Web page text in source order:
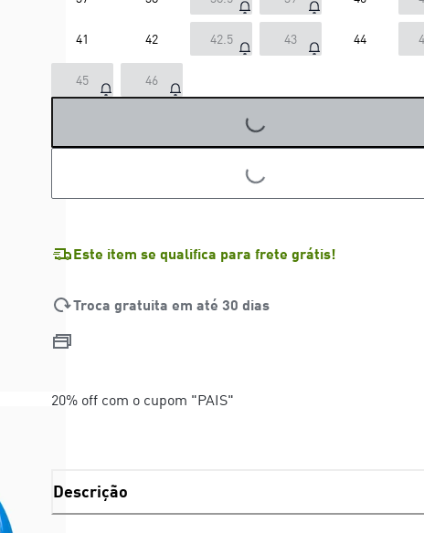
41 42 42.5 43 44
45 46
LOADING...
LOADING...
Este item se qualifica para frete grátis!
Troca gratuita em até 30 dias
20% off com o cupom "PAIS"
Descrição